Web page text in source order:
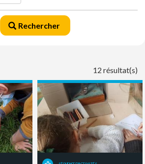
Rechercher
12 résultat(s)